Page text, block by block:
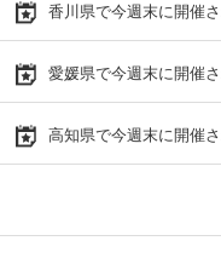
香川県で今週末に開催
愛媛県で今週末に開催
高知県で今週末に開催